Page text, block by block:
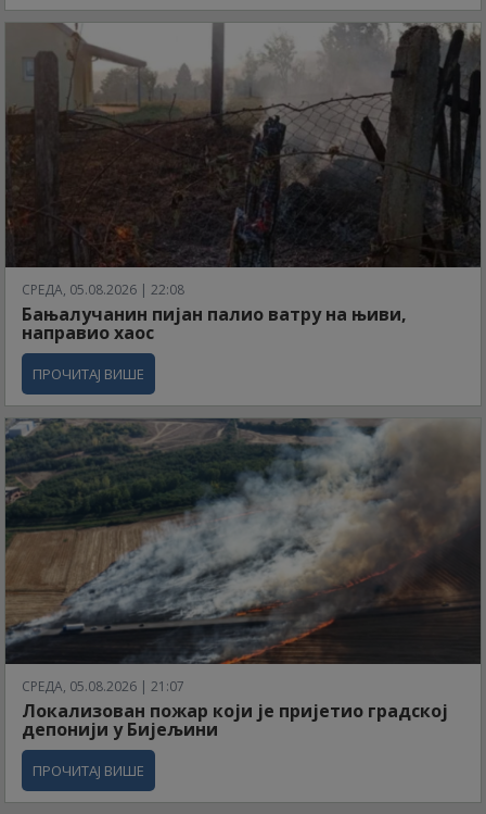
СРЕДА, 05.08.2026 | 22:08
Бањалучанин пијан палио ватру на њиви,
направио хаос
ПРОЧИТАЈ ВИШЕ
СРЕДА, 05.08.2026 | 21:07
Локализован пожар који је пријетио градској
депонији у Бијељини
ПРОЧИТАЈ ВИШЕ